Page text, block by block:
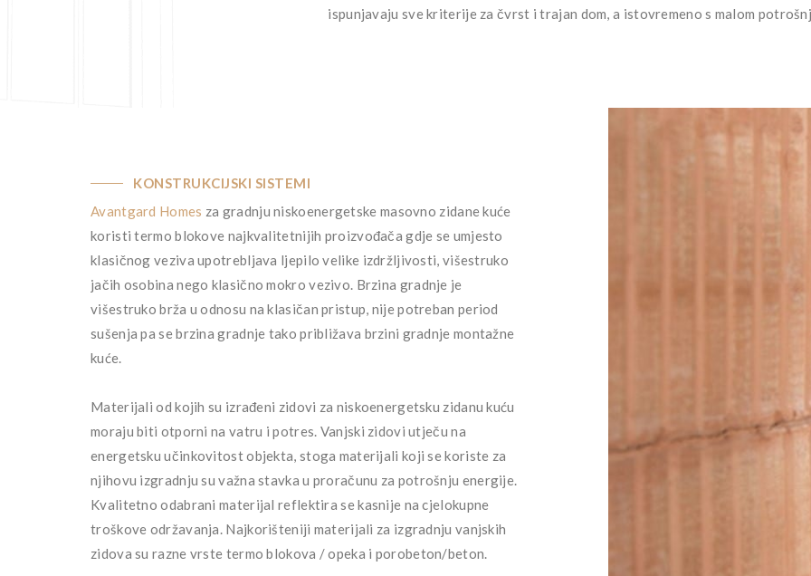
ispunjavaju sve kriterije za čvrst i trajan dom, a istovremeno s malom
KONSTRUKCIJSKI SISTEMI
Avantgard Homes za gradnju niskoenergetske masovno zidane kuće
koristi termo blokove najkvalitetnijih proizvođača gdje se umjesto
klasičnog veziva upotrebljava ljepilo velike izdržljivosti, višestruko
jačih osobina nego klasično mokro vezivo. Brzina gradnje je
višestruko brža u odnosu na klasičan pristup, nije potreban period
sušenja pa se brzina gradnje tako približava brzini gradnje montažne
kuće.
Materijali od kojih su izrađeni zidovi za niskoenergetsku zidanu kuću
moraju biti otporni na vatru i potres. Vanjski zidovi utječu na
energetsku učinkovitost objekta, stoga materijali koji se koriste za
njihovu izgradnju su važna stavka u proračunu za potrošnju energije.
Kvalitetno odabrani materijal reflektira se kasnije na cjelokupne
troškove održavanja. Najkorišteniji materijali za izgradnju vanjskih
zidova su razne vrste termo blokova / opeka i porobeton/beton.